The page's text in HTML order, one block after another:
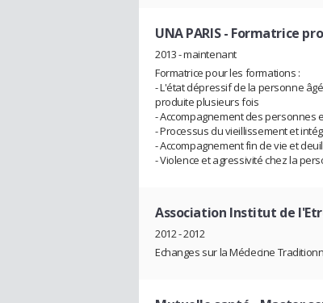
UNA PARIS- Formatrice
2013 - maintenant
Formatrice pour les formations :
- L'état dépressif de la personne
produite plusieurs fois
- Accompagnement des personnes
- Processus du vieillissement et
- Accompagnement fin de vie et deuil
- Violence et agressivité chez la
Association Institut de
2012 - 2012
Echanges sur la Médecine